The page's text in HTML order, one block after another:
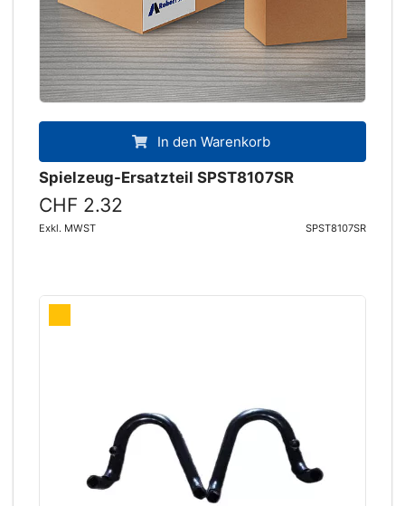
In den Warenkorb
Spielzeug-Ersatzteil SPST8107SR
CHF 2.32
Exkl. MWST SPST8107SR